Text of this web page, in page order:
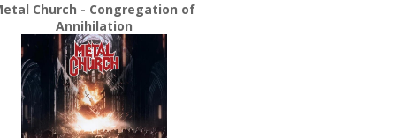
Church - Congregation of
Annihilation